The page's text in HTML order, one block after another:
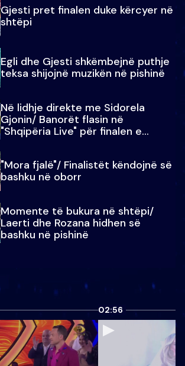
Gjesti pret finalen duke kërcyer në
shtëpi
Egli dhe Gjesti shkëmbejnë puthje
teksa shijojnë muzikën në pishinë
Në lidhje direkte me Sidorela
Gjonin/ Banorët flasin në
"Shqipëria Live" për finalen e
"Mora fjalë"/ Finalistët këndojnë së
bashku në oborr
Momente të bukura në shtëpi/
Laerti dhe Rozana hidhen së
bashku në pishinë
02:56